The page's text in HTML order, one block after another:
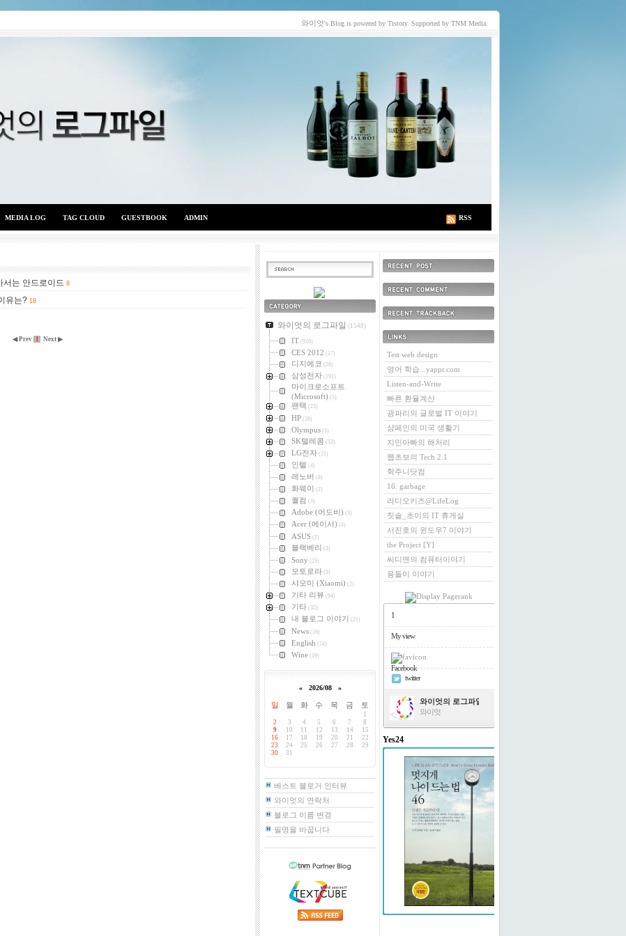
와이엇's Blog is powered by Tistory. Supported by TNM Media.
MEDIA LOG TAG CLOUD GUESTBOOK ADMIN RSS
서는 안드로이드 8
유는? 18
◀ Prev 1 Next ▶
카테고리
와이엇의 로그파일 (1548)
IT (910)
CES 2012 (17)
디지에코 (28)
삼성전자 (191)
마이크로소프트
(Microsoft) (5)
팬택 (23)
HP (28)
Olympus (3)
SK텔레콤 (53)
LG전자 (21)
인텔 (4)
레노버 (8)
화웨이 (2)
퀄컴 (3)
Adobe (어도비) (3)
Acer (에이서) (4)
ASUS (2)
블랙베리 (3)
Sony (25)
모토로라 (3)
샤오미 (Xiaomi) (2)
기타 리뷰 (94)
기타 (32)
내 블로그 이야기 (21)
News (16)
English (24)
Wine (19)
« 2026/08 »
일 월 화 수 목 금 토
1
2
3 4 5 6 7
8
9
10 11 12 13 14
15
16
17 18 19 20 21
22
23
24 25 26 27 28
29
30
31
베스트 블로거 인터뷰
와이엇의 연락처
블로그 이름 변경
필명을 바꿉니다
링크
Test web design
영어 학습...yappr.com
Listen-and-Write
빠른 환율계산
광파리의 글로벌 IT 이야기
샴페인의 미국 생활기
지민아빠의 해처리
웹초보의 Tech 2.1
학주니닷컴
16. garbage
라디오키즈@LifeLog
칫솔_초이의 IT 휴게실
서진호의 윈도우7 이야기
the Project [Y]
씨디맨의 컴퓨터이야기
용돌이 이야기
1
My view
Facebook
twitter
와이엇의 로그파일
와이엇
Yes24